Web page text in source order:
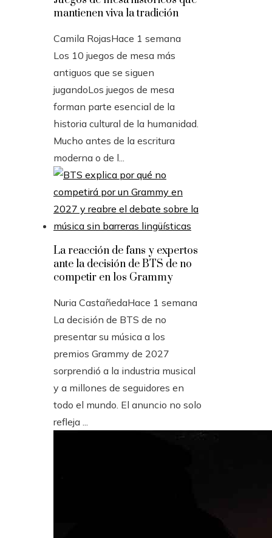
mantienen viva la tradición
Camila RojasHace 1 semana
Los 10 juegos de mesa más
antiguos que se siguen
jugandoLos juegos de mesa
forman parte esencial de la
historia cultural de la humanidad.
Mucho antes de la escritura
moderna o de l...
La reacción de fans y expertos
ante la decisión de BTS de no
competir en los Grammy
Nuria CastañedaHace 1 semana
La decisión de BTS de no
presentar su música a los
premios Grammy de 2027
sorprendió a la industria musical
y a millones de seguidores en
todo el mundo. El anuncio no solo
refleja ...